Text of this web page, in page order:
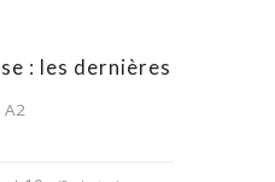
: les dernières
A2